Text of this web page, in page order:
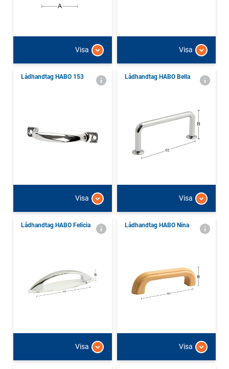
Visa Visa
Lådhandtag HABO 153
Visa
Lådhandtag HABO Bella
Visa
Lådhandtag HABO Felicia
Visa
Lådhandtag HABO Nina
Visa